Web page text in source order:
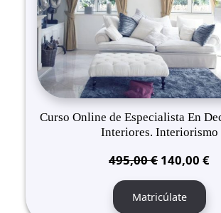
Curso Online de Especialista En
Interiores. Interiorismo
495,00€ El
precio
original
140,00 €El
Matricúlate